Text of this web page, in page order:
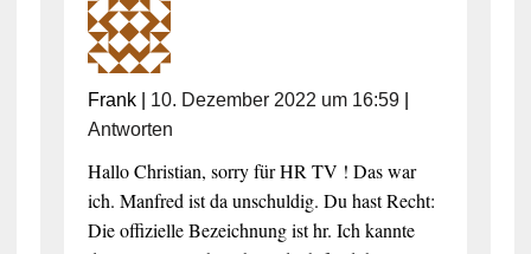
Frank| 10. Dezember 2022 um 16:59|
Antworten
Hallo Christian, sorry für HR TV ! Das war
ich. Manfred ist da unschuldig. Du hast Recht:
Die offizielle Bezeichnung ist hr. Ich kannte